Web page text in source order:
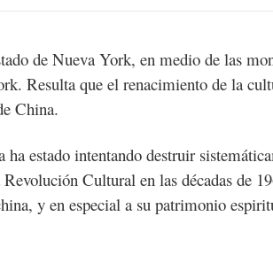
de Nueva York, en medio de las
Resulta que el renacimiento de la
China.
estado intentando destruir
Cultural en las décadas de
y en especial a su patrimonio